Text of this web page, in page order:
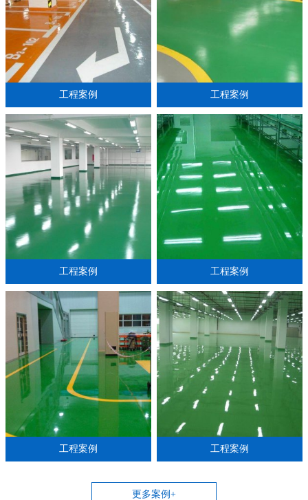
工程案例 工程案例
工程案例 工程案例
工程案例 工程案例
更多案例+